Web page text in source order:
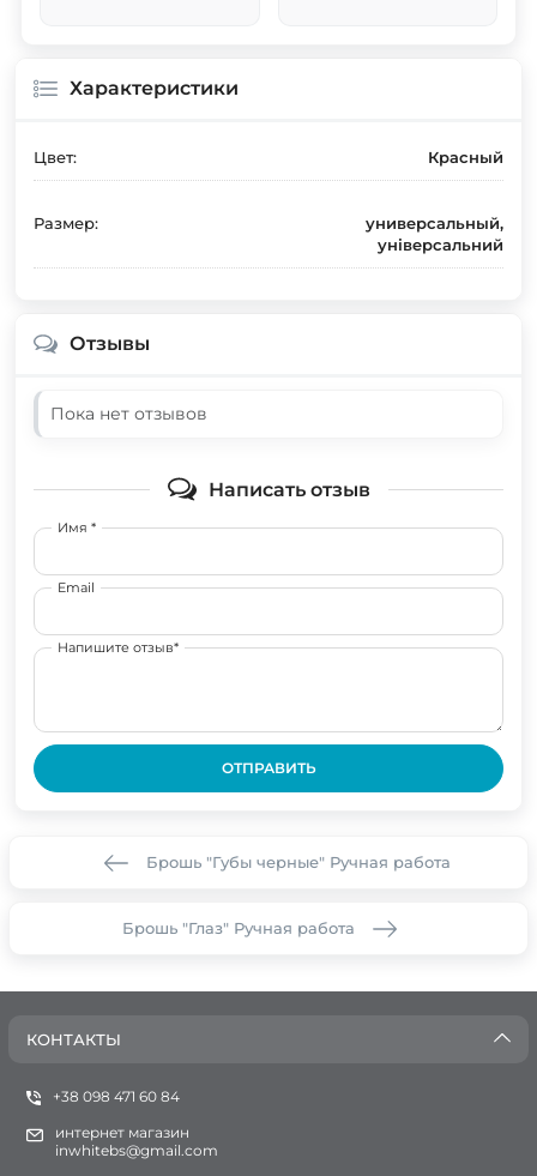
Характеристики
Цвет: Красный
Размер:
универсальный,
універсальний
Отзывы
Пока нет отзывов
Написать отзыв
Имя *
Email
Напишите отзыв*
ОТПРАВИТЬ
Брошь "Губы черные" Ручная работа
Брошь "Глаз" Ручная работа
КОНТАКТЫ
+38 098 471 60 84
интернет магазин
inwhitebs@gmail.com